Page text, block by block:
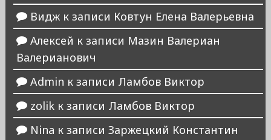
Виджк записи Ковтун Елена Валерьевна
Алексей к записи Мазин Валериан
Валерианович
Admin к записи Ламбов Виктор
zolikк записи Ламбов Виктор
Nina к записи Заржецкий Константин